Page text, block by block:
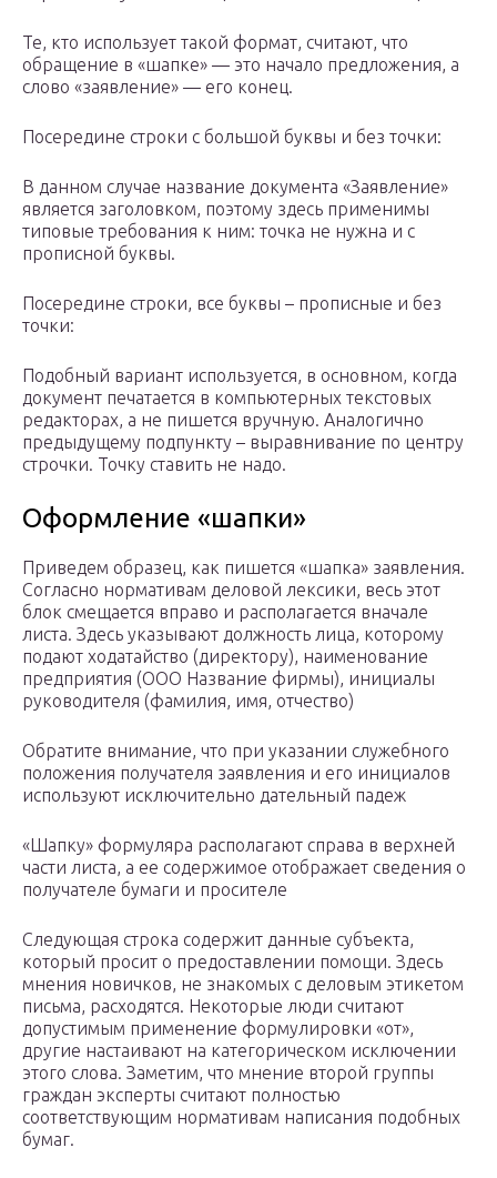
Те, кто использует такой формат, считают, что
обращение в «шапке» — это начало предложения, а
слово «заявление» — его конец.
Посередине строки с большой буквы и без точки:
В данном случае название документа «Заявление»
является заголовком, поэтому здесь применимы
типовые требования к ним: точка не нужна и с
прописной буквы.
Посередине строки, все буквы – прописные и без
точки:
Подобный вариант используется, в основном, когда
документ печатается в компьютерных текстовых
редакторах, а не пишется вручную. Аналогично
предыдущему подпункту – выравнивание по центру
строчки. Точку ставить не надо.
Оформление «шапки»
Приведем образец, как пишется «шапка» заявления.
Согласно нормативам деловой лексики, весь этот
блок смещается вправо и располагается вначале
листа. Здесь указывают должность лица, которому
подают ходатайство (директору), наименование
предприятия (ООО Название фирмы), инициалы
руководителя (фамилия, имя, отчество)
Обратите внимание, что при указании служебного
положения получателя заявления и его инициалов
используют исключительно дательный падеж
«Шапку» формуляра располагают справа в верхней
части листа, а ее содержимое отображает сведения о
получателе бумаги и просителе
Следующая строка содержит данные субъекта,
который просит о предоставлении помощи. Здесь
мнения новичков, не знакомых с деловым этикетом
письма, расходятся. Некоторые люди считают
допустимым применение формулировки «от»,
другие настаивают на категорическом исключении
этого слова. Заметим, что мнение второй группы
граждан эксперты считают полностью
соответствующим нормативам написания подобных
бумаг.